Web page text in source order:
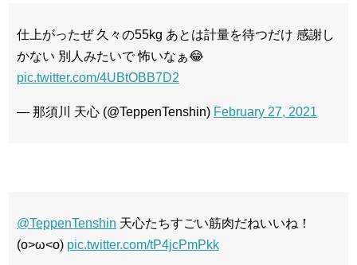
仕上がったぜ 久々の55kg あとは計量を待つだけ 感謝し
かない 別人みたいで 怖いなぁ😂
pic.twitter.com/4UBtOBB7D2
— 那須川 天心 (@TeppenTenshin) February 27, 2021
@TeppenTenshin 天心たちすごい筋肉だねいいね！
(o>ω<o) pic.twitter.com/tP4jcPmPkk